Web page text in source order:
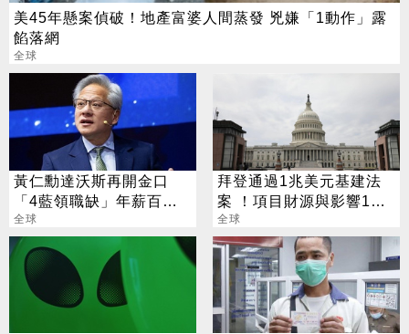
美45年懸案偵破！地產富婆人間蒸發 兇嫌「1動作」露
餡落網
全球
黃仁勳達沃斯再開金口
「4藍領職缺」年薪百萬
不是夢
全球
拜登通過1兆美元基建法
案 ！項目財源與影響1次
看
全球